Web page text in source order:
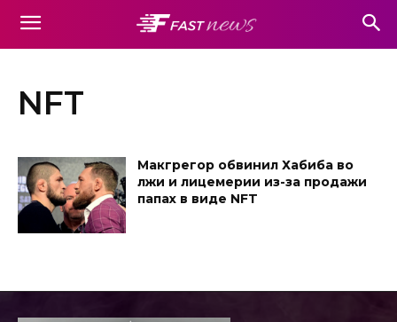
NFT
Макгрегор обвинил Хабиба во
лжи и лицемерии из-за продажи
папах в виде NFT